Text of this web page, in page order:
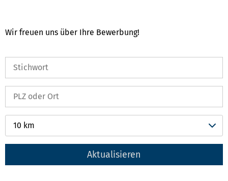
Wir freuen uns über Ihre Bewerbung!
10 km
Aktualisieren